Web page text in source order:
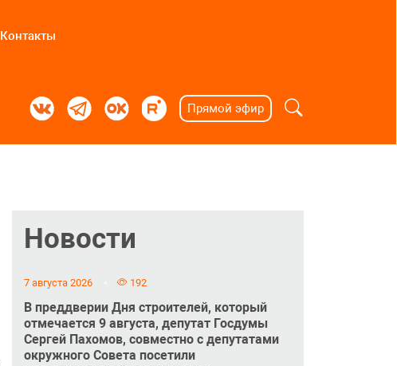
Контакты
Прямой эфир
Новости
7 августа 2026 192
В преддверии Дня строителей, который
отмечается 9 августа, депутат Госдумы
Сергей Пахомов, совместно с депутатами
окружного Совета посетили